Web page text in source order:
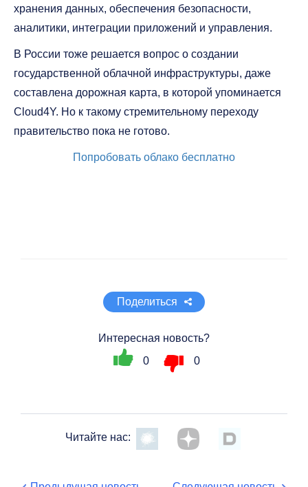
хранения данных, обеспечения безопасности,
аналитики, интеграции приложений и управления.
В России тоже решается вопрос о создании
государственной облачной инфраструктуры, даже
составлена дорожная карта, в которой упоминается
Cloud4Y. Но к такому стремительному переходу
правительство пока не готово.
Попробовать облако бесплатно
Поделиться
Интересная новость?
0
0
Читайте нас: